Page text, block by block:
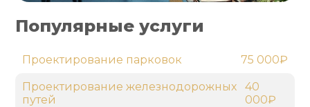
Популярные услуги
Проектирование парковок 75 000₽
Проектирование железнодорожных
путей
40
000₽